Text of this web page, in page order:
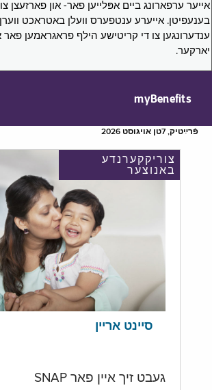
אייער ערפארונג ביים אפּלייען פאר- און פארזעצן
בענעפיטן. אייערע ענטפערס וועלן באטראכט
ענדערונגען צו די קריטישע הילף פראגראמען פאר
יארקער.
myBenefits
פֿרײַטיק, 7טן אויגוסט 2026
צוריקקערנדע
באנוצער
סיינט אריין
געבט זיך איין פאר SNAP